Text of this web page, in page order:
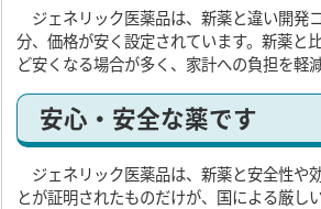
ジェネリック医薬品は、新薬と違い開発
分、価格が安く設定されています。新薬と
ど安くなる場合が多く、家計への負担を軽
安心・安全な薬です
ジェネリック医薬品は、新薬と安全性や
とが証明されたものだけが、国による厳し